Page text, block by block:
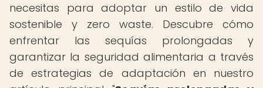
necesitas para adoptar un estilo de vida
sostenible y zero waste. Descubre cómo
enfrentar las sequías prolongadas y
garantizar la seguridad alimentaria a través
de estrategias de adaptación en nuestro